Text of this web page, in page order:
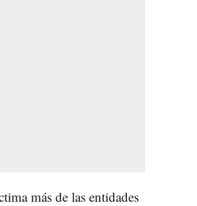
más de las entidades